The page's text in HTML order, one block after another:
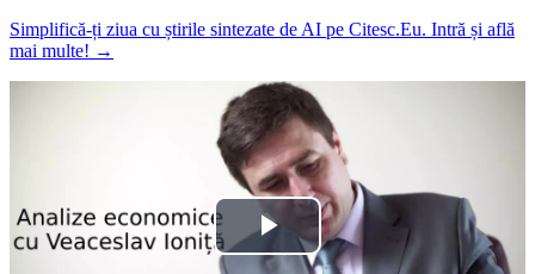
Simplifică-ți ziua cu știrile sintezate de AI pe Citesc.Eu. Intră și află
mai multe! →
Play